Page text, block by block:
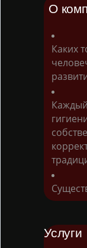
О
Каких
Услуги